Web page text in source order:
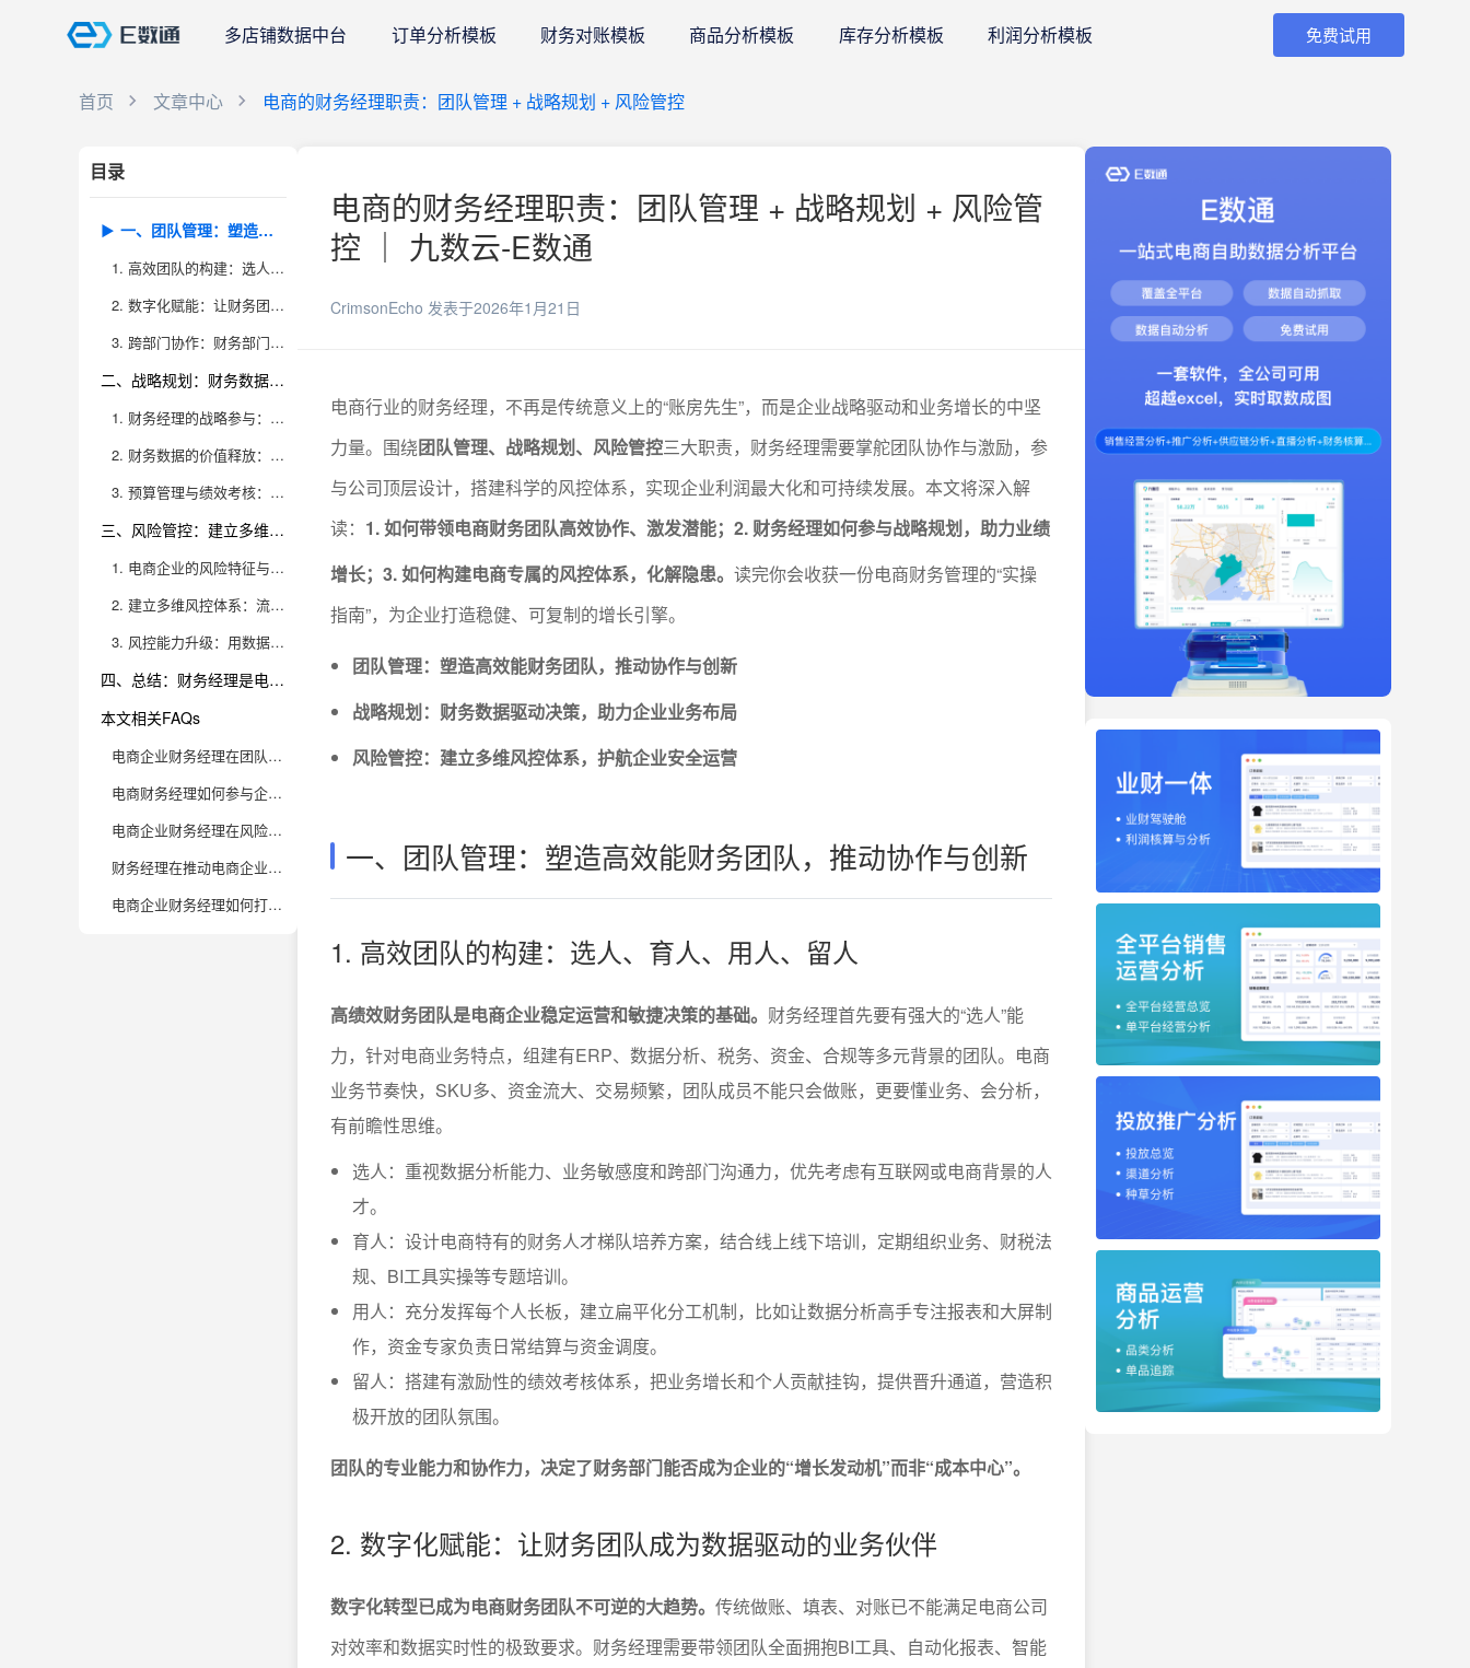
多店铺数据中台 订单分析模板 财务对账模板 商品分析模板 库存分析模板 利润分析模板 免费试用
首页 文章中心 电商的财务经理职责：团队管理 + 战略规划 + 风险管控
目录
一、团队管理：塑造高效能财务团队，推动协作与创新
1. 高效团队的构建：选人、育人、用人、留人
2. 数字化赋能：让财务团队成为数据驱动的业务伙伴
3. 跨部门协作：财务部门的“内外桥梁”角色
二、战略规划：财务数据驱动决策，助力企业业务布局
1. 财务经理的战略参与：从“管家”到“参谋长”
2. 财务数据的价值释放：驱动经营决策，支撑业务创新
3. 预算管理与绩效考核：从“静态管控”到“动态赋能”
三、风险管控：建立多维风控体系，护航企业安全运营
1. 电商企业的风险特征与财务经理的风控职责
2. 建立多维风控体系：流程、防控、应急全覆盖
3. 风控能力升级：用数据智能预警，提升管控效率
四、总结：财务经理是电商企业的“增长护航者”
本文相关FAQs
电商企业财务经理在团队管理方面具体承担哪些工作？
电商财务经理如何参与企业战略规划，提升公司竞争力？
电商企业财务经理在风险管控方面常见的挑战有哪些？
财务经理在推动电商企业数字化转型过程中有哪些关键作用？
电商企业财务经理如何打造“数据驱动”的财务团队文化？
电商的财务经理职责：团队管理 + 战略规划 + 风险管
控 ｜ 九数云-E数通
CrimsonEcho 发表于2026年1月21日
电商行业的财务经理，不再是传统意义上的“账房先生”，而是企业战略驱动和业务增长的中坚
力量。围绕团队管理、战略规划、风险管控三大职责，财务经理需要掌舵团队协作与激励，参
与公司顶层设计，搭建科学的风控体系，实现企业利润最大化和可持续发展。本文将深入解
读： 1. 如何带领电商财务团队高效协作、激发潜能；2. 财务经理如何参与战略规划，助力业绩
增长；3. 如何构建电商专属的风控体系，化解隐患。 读完你会收获一份电商财务管理的“实操
指南”，为企业打造稳健、可复制的增长引擎。
团队管理：塑造高效能财务团队，推动协作与创新
战略规划：财务数据驱动决策，助力企业业务布局
风险管控：建立多维风控体系，护航企业安全运营
一、团队管理：塑造高效能财务团队，推动协作与创新
1. 高效团队的构建：选人、育人、用人、留人
高绩效财务团队是电商企业稳定运营和敏捷决策的基础。 财务经理首先要有强大的“选人”能
力，针对电商业务特点，组建有ERP、数据分析、税务、资金、合规等多元背景的团队。电商
业务节奏快，SKU多、资金流大、交易频繁，团队成员不能只会做账，更要懂业务、会分析，
有前瞻性思维。
选人：重视数据分析能力、业务敏感度和跨部门沟通力，优先考虑有互联网或电商背景的人
才。
育人：设计电商特有的财务人才梯队培养方案，结合线上线下培训，定期组织业务、财税法
规、BI工具实操等专题培训。
用人：充分发挥每个人长板，建立扁平化分工机制，比如让数据分析高手专注报表和大屏制
作，资金专家负责日常结算与资金调度。
留人：搭建有激励性的绩效考核体系，把业务增长和个人贡献挂钩，提供晋升通道，营造积
极开放的团队氛围。
团队的专业能力和协作力，决定了财务部门能否成为企业的“增长发动机”而非“成本中心”。
2. 数字化赋能：让财务团队成为数据驱动的业务伙伴
数字化转型已成为电商财务团队不可逆的大趋势。 传统做账、填表、对账已不能满足电商公司
对效率和数据实时性的极致要求。财务经理需要带领团队全面拥抱BI工具、自动化报表、智能